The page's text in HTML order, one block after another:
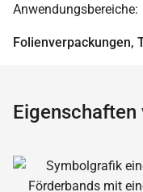
Anwendungsbereiche:
Folienverpackungen,
Eigenschaften